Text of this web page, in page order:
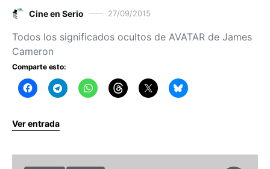
Cine en Serio 27/09/2015
Todos los significados ocultos de AVATAR de James
Cameron
Comparte esto:
Ver entrada